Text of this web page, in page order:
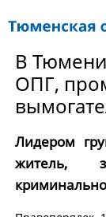
В
ОПГ,
Лидером
житель,